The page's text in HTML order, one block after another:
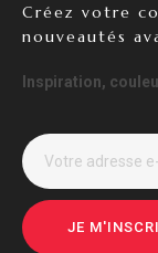
Créez votre
nouveautés
Inspiration,
JE